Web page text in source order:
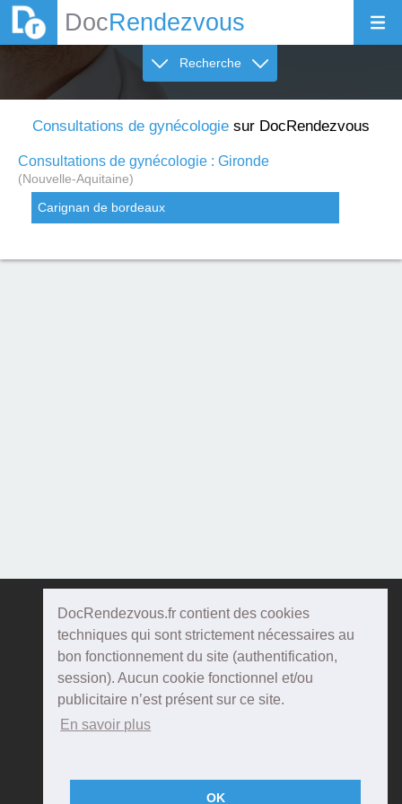
DocRendezvous.fr contient des cookies
techniques qui sont strictement nécessaires au
bon fonctionnement du site (authentification,
session). Aucun cookie fonctionnel et/ou
publicitaire n’est présent sur ce site.
En savoir plus
OK
DocRendezvous
Recherche
Consultations de gynécologie sur DocRendezvous
Consultations de gynécologie : Gironde
(Nouvelle-Aquitaine)
Carignan de bordeaux
DocRendezvous
Qui sommes-nous ?
Conditions Générales d'utilisation